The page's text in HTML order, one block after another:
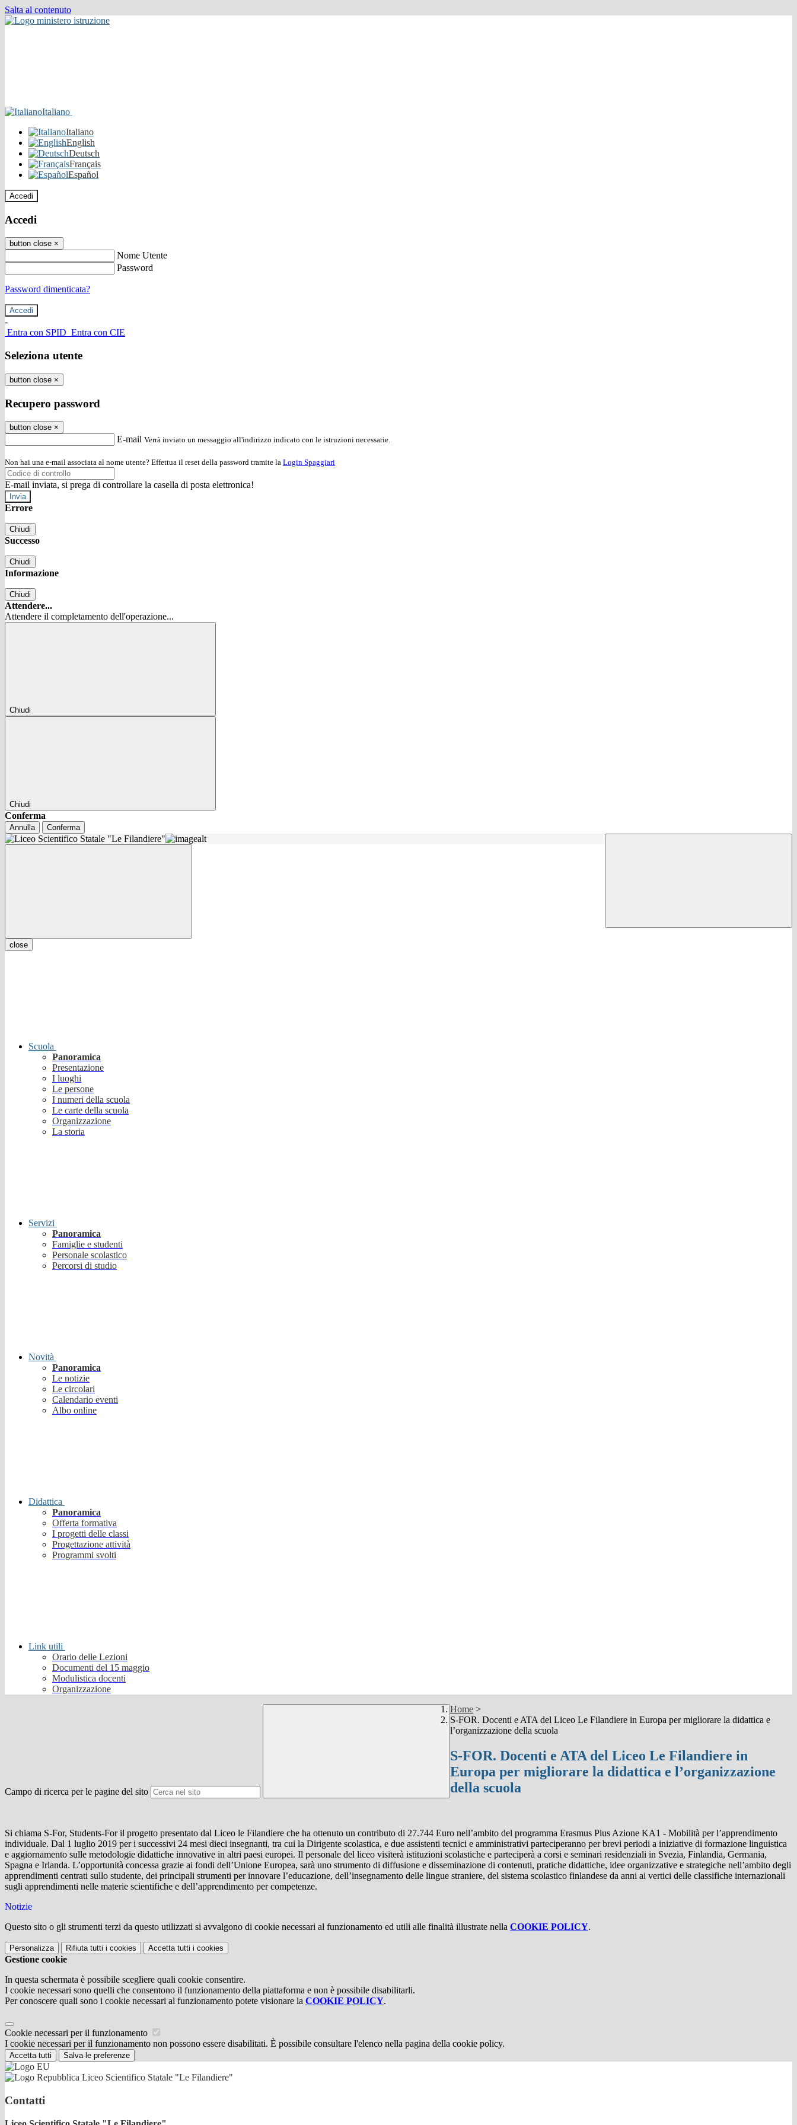
Salta al contenuto
Italiano
Italiano
English
Deutsch
Français
Español
Accedi
Accedi
button close ×
Nome Utente
Password
Password dimenticata?
-
Entra con SPID Entra con CIE
Seleziona utente
button close ×
Recupero password
button close ×
E-mail Verrà inviato un messaggio all'indirizzo indicato con le istruzioni necessarie.
Non hai una e-mail associata al nome utente? Effettua il reset della password tramite la Login Spaggiari
E-mail inviata, si prega di controllare la casella di posta elettronica!
Errore
Chiudi
Successo
Chiudi
Informazione
Chiudi
Attendere...
Attendere il completamento dell'operazione...
Chiudi
Chiudi
Conferma
Annulla Conferma
close
Scuola
Panoramica
Presentazione
I luoghi
Le persone
I numeri della scuola
Le carte della scuola
Organizzazione
La storia
Servizi
Panoramica
Famiglie e studenti
Personale scolastico
Percorsi di studio
Novità
Panoramica
Le notizie
Le circolari
Calendario eventi
Albo online
Didattica
Panoramica
Offerta formativa
I progetti delle classi
Progettazione attività
Programmi svolti
Link utili
Orario delle Lezioni
Documenti del 15 maggio
Modulistica docenti
Organizzazione
Campo di ricerca per le pagine del sito
Home >
S-FOR. Docenti e ATA del Liceo Le Filandiere in Europa per migliorare la didattica e
l’organizzazione della scuola
S-FOR. Docenti e ATA del Liceo Le Filandiere in
Europa per migliorare la didattica e l’organizzazione
della scuola
Si chiama S-For, Students-For il progetto presentato dal Liceo le Filandiere che ha ottenuto un contributo di 27.744 Euro nell’ambito del programma Erasmus Plus Azione KA1 - Mobilità per l’apprendimento
individuale. Dal 1 luglio 2019 per i successivi 24 mesi dieci insegnanti, tra cui la Dirigente scolastica, e due assistenti tecnici e amministrativi parteciperanno per brevi periodi a iniziative di formazione linguistica
e aggiornamento sulle metodologie didattiche innovative in altri paesi europei. Il personale del liceo visiterà istituzioni scolastiche e parteciperà a corsi e seminari residenziali in Svezia, Finlandia, Germania,
Spagna e Irlanda. L’opportunità concessa grazie ai fondi dell’Unione Europea, sarà uno strumento di diffusione e disseminazione di contenuti, pratiche didattiche, idee organizzative e strategiche nell’ambito degli
apprendimenti centrati sullo studente, dei principali strumenti per innovare l’educazione, dell’insegnamento delle lingue straniere, del sistema scolastico finlandese da anni ai vertici delle classifiche internazionali
sugli apprendimenti nelle materie scientifiche e dell’apprendimento per competenze.
Notizie
Questo sito o gli strumenti terzi da questo utilizzati si avvalgono di cookie necessari al funzionamento ed utili alle finalità illustrate nella COOKIE POLICY.
Personalizza Rifiuta tutti i cookies Accetta tutti i cookies
Gestione cookie
In questa schermata è possibile scegliere quali cookie consentire.
I cookie necessari sono quelli che consentono il funzionamento della piattaforma e non è possibile disabilitarli.
Per conoscere quali sono i cookie necessari al funzionamento potete visionare la COOKIE POLICY.
Cookie necessari per il funzionamento
I cookie necessari per il funzionamento non possono essere disabilitati. È possibile consultare l'elenco nella pagina della cookie policy.
Accetta tutti Salva le preferenze
Liceo Scientifico Statale "Le Filandiere"
Contatti